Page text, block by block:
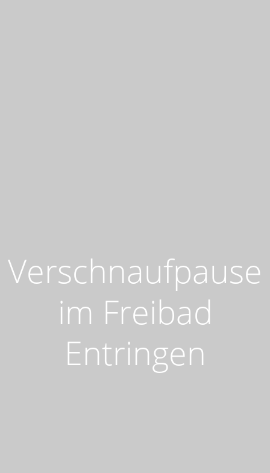
Verschnaufpause
im Freibad
Entringen